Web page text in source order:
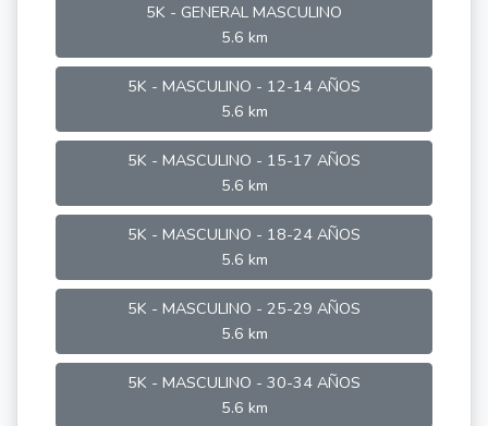
5K - GENERAL MASCULINO
5.6 km
5K - MASCULINO - 12-14 AÑOS
5.6 km
5K - MASCULINO - 15-17 AÑOS
5.6 km
5K - MASCULINO - 18-24 AÑOS
5.6 km
5K - MASCULINO - 25-29 AÑOS
5.6 km
5K - MASCULINO - 30-34 AÑOS
5.6 km